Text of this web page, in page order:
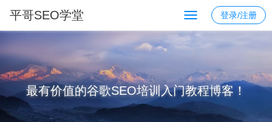
平哥SEO学堂 登录/注册
最有价值的谷歌SEO培训入门教程博客！